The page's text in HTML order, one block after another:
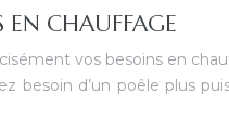
EN CHAUFFAGE
vos besoins en
besoin d’un poêle plus